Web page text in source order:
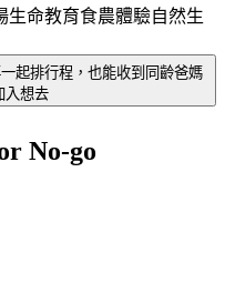
生命教育食農體驗自然生
起排行程，也能收到同齡爸媽
入想去
No-go